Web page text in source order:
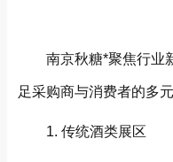
南京秋糖*聚焦行业
足采购商与消费者的多
1. 传统酒类展区